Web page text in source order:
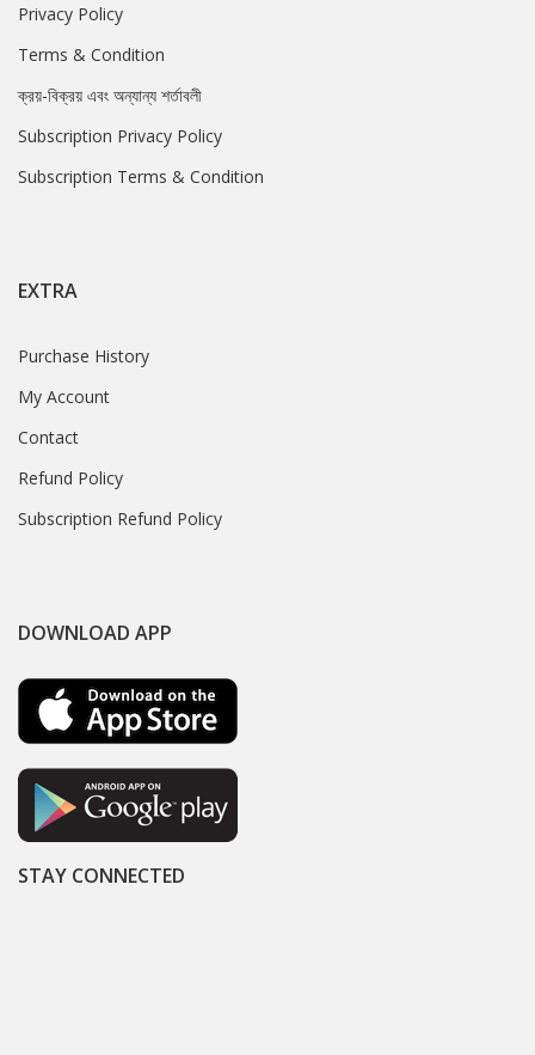
Privacy Policy
Terms & Condition
ক্রয়-বিক্রয় এবং অন্যান্য শর্তাবলী
Subscription Privacy Policy
Subscription Terms & Condition
EXTRA
Purchase History
My Account
Contact
Refund Policy
Subscription Refund Policy
DOWNLOAD APP
STAY CONNECTED